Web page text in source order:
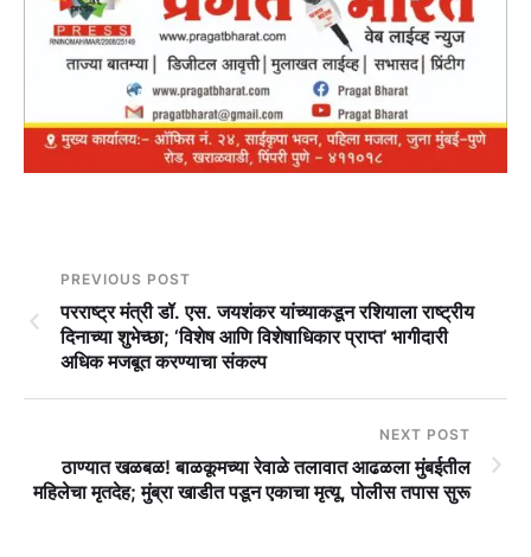
PREVIOUS POST
परराष्ट्र मंत्री डॉ. एस. जयशंकर यांच्याकडून रशियाला राष्ट्रीय
दिनाच्या शुभेच्छा; ‘विशेष आणि विशेषाधिकार प्राप्त’ भागीदारी
अधिक मजबूत करण्याचा संकल्प
NEXT POST
ठाण्यात खळबळ! बाळकूमच्या रेवाळे तलावात आढळला मुंबईतील
महिलेचा मृतदेह; मुंब्रा खाडीत पडून एकाचा मृत्यू, पोलीस तपास सुरू